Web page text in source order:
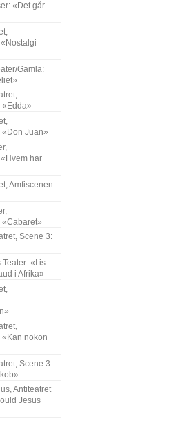
«Det går
Gamla:
«Edda»
«Don Juan»
har
Amfiscenen:
Scene 3:
«I is
i Afrika»
nokon
Scene 3:
Antiteatret
Jesus